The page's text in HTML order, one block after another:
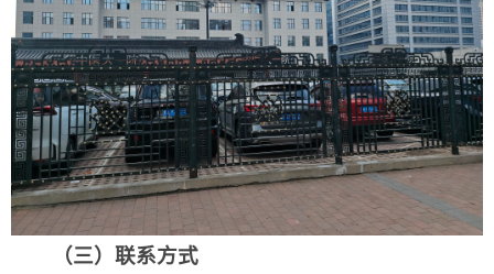
（三）联系方式